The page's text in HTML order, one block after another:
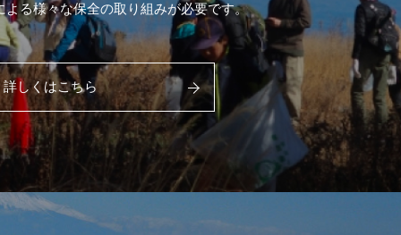
よる様々な保全の取り組みが必要です。
詳しくはこちら